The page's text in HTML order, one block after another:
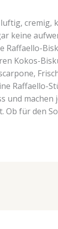
cremig,
keine
Raffaello-
Kokos-
Raffaello-
und machen
Ob für den